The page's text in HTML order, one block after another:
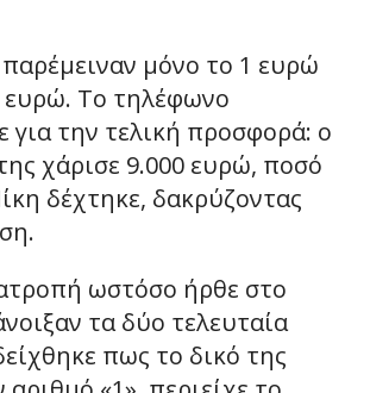
μόνο το 1 ευρώ
ευρώ. Το τηλέφωνο
για την τελική προσφορά: ο
χάρισε 9.000 ευρώ, ποσό
δέχτηκε, δακρύζοντας
ωστόσο ήρθε στο
τα δύο τελευταία
πως το δικό της